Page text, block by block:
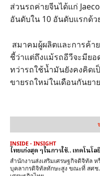
ส่วนรถค่ายจีนได้แก่
อันดับใน 10 อันดับแรกด้ว
สมาคมผู้ผลิตและการค้า
ชี้ว่าแต่ถึงแม้รถอีวีจะมีย
ทว่ารถใช้น้ำมันยังคงคิด
ขายรถใหม่ในเดือนกันยา
INSIDE - INSIGHT
ไทยเก่งสุด ๆ ในการใช้.. เทคโน
สำนักงานส่งเสริมเศรษฐกิจดิจิทัล
บุคลากรดิจิทัลทักษะสูง ขณะที่ สศ